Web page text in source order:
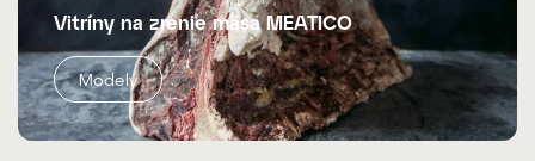
Vitríny na zrenie mäsa MEATICO
Modely